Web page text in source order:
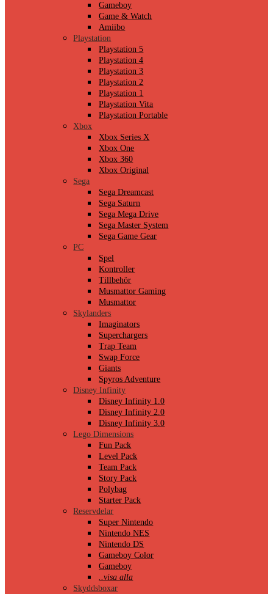
Gameboy
Game & Watch
Amiibo
Playstation
Playstation 5
Playstation 4
Playstation 3
Playstation 2
Playstation 1
Playstation Vita
Playstation Portable
Xbox
Xbox Series X
Xbox One
Xbox 360
Xbox Original
Sega
Sega Dreamcast
Sega Saturn
Sega Mega Drive
Sega Master System
Sega Game Gear
PC
Spel
Kontroller
Tillbehör
Musmattor Gaming
Musmattor
Skylanders
Imaginators
Superchargers
Trap Team
Swap Force
Giants
Spyros Adventure
Disney Infinity
Disney Infinity 1.0
Disney Infinity 2.0
Disney Infinity 3.0
Lego Dimensions
Fun Pack
Level Pack
Team Pack
Story Pack
Polybag
Starter Pack
Reservdelar
Super Nintendo
Nintendo NES
Nintendo DS
Gameboy Color
Gameboy
..visa alla
Skyddsboxar